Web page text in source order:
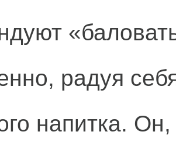
радуя
напитка. Он,